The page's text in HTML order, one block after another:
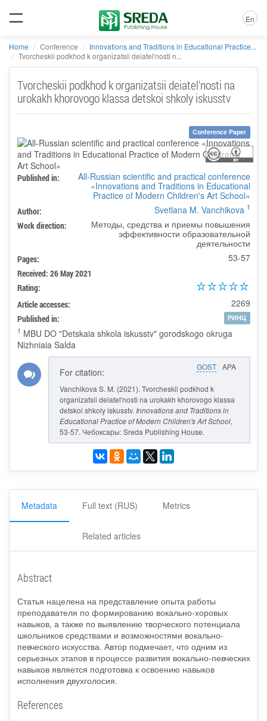
En
Home Conference
Innovations and Traditions in Educational Practice...
Tvorcheskii podkhod k organizatsii deiatel'nosti n...
Tvorcheskii podkhod k organizatsii deiatel'nosti na
urokakh khorovogo klassa detskoi shkoly iskusstv
Conference Paper
Published in:
All-Russian scientific and practical conference
«Innovations and Traditions in Educational
Practice of Modern Children's Art School»
Author: Svetlana M. Vanchikova 1
Work direction:
Методы, средства и приемы повышения
эффективности образовательной
деятельности
Pages: 53-57
Received: 26 May 2021
Rating:
Article accesses:
2269
Published in:
РИНЦ
1 MBU DO "Detskaia shkola iskusstv" gorodskogo okruga
Nizhniaia Salda
GOST APA
For citation:
Vanchikova S. M. (2021). Tvorcheskii podkhod k
organizatsii deiatel'nosti na urokakh khorovogo klassa
detskoi shkoly iskusstv. Innovations and Traditions in
Educational Practice of Modern Children's Art School,
53-57. Чебоксары: Sreda Publishing House.
Metadata Full text (RUS) Metrics
Related articles
Abstract
Статья нацелена на представление опыта работы
преподавателя по формированию вокально-хоровых
навыков, а также по выявлению творческого потенциала
школьников средствами и возможностями вокально-
певческого искусства. Автор подмечает, что одним из
серьезных этапов в процессе развития вокально-певческих
навыков является подготовка к освоению навыков
исполнения двухголосия.
References